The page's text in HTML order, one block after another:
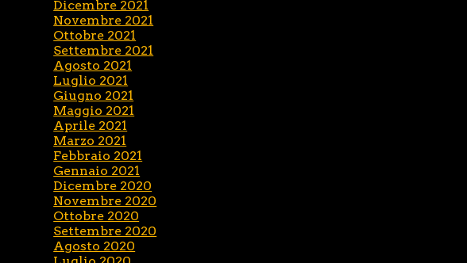
Dicembre 2021
Novembre 2021
Ottobre 2021
Settembre 2021
Agosto 2021
Luglio 2021
Giugno 2021
Maggio 2021
Aprile 2021
Marzo 2021
Febbraio 2021
Gennaio 2021
Dicembre 2020
Novembre 2020
Ottobre 2020
Settembre 2020
Agosto 2020